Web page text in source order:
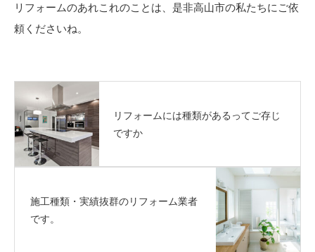
リフォームのあれこれのことは、是非高山市の私たちにご依
頼くださいね。
リフォームには種類があるってご存じ
ですか
施工種類・実績抜群のリフォーム業者
です。